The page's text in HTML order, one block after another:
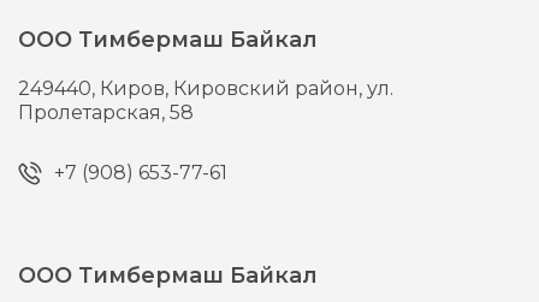
ООО Тимбермаш Байкал
249440, Киров, Кировский район, ул.
Пролетарская, 58
+7 (908) 653-77-61
ООО Тимбермаш Байкал